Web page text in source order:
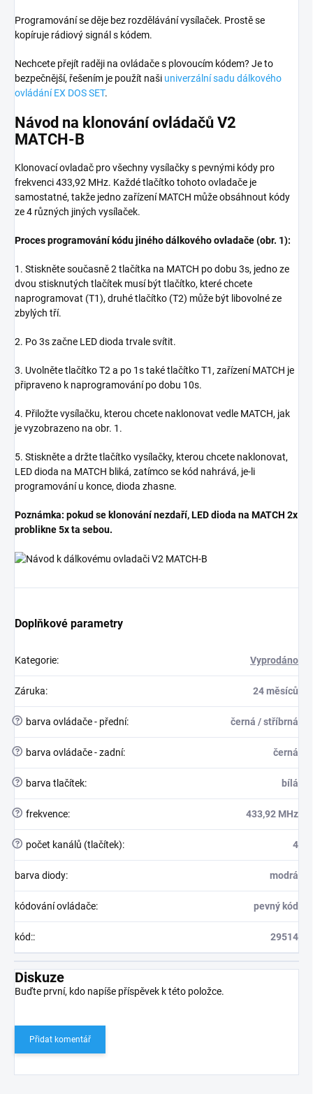
Programování se děje bez rozdělávání vysílaček. Prostě se
kopíruje rádiový signál s kódem.
Nechcete přejít raději na ovládače s plovoucím kódem? Je to
bezpečnější, řešením je použít naši univerzální sadu dálkového
ovládání EX DOS SET.
Návod na klonování ovládačů V2
MATCH-B
Klonovací ovladač pro všechny vysílačky s pevnými kódy pro
frekvenci 433,92 MHz. Každé tlačítko tohoto ovladače je
samostatné, takže jedno zařízení MATCH může obsáhnout kódy
ze 4 různých jiných vysílaček.
Proces programování kódu jiného dálkového ovladače (obr. 1):
1. Stiskněte současně 2 tlačítka na MATCH po dobu 3s, jedno ze
dvou stisknutých tlačítek musí být tlačítko, které chcete
naprogramovat (T1), druhé tlačítko (T2) může být libovolné ze
zbylých tří.
2. Po 3s začne LED dioda trvale svítit.
3. Uvolněte tlačítko T2 a po 1s také tlačítko T1, zařízení MATCH je
připraveno k naprogramování po dobu 10s.
4. Přiložte vysílačku, kterou chcete naklonovat vedle MATCH, jak
je vyzobrazeno na obr. 1.
5. Stiskněte a držte tlačítko vysílačky, kterou chcete naklonovat,
LED dioda na MATCH bliká, zatímco se kód nahrává, je-li
programování u konce, dioda zhasne.
Poznámka: pokud se klonování nezdaří, LED dioda na MATCH 2x
problikne 5x ta sebou.
Doplňkové parametry
Kategorie: Vyprodáno
Záruka: 24 měsíců
? barva ovládače - přední: černá / stříbrná
? barva ovládače - zadní: černá
? barva tlačítek: bílá
? frekvence: 433,92 MHz
? počet kanálů (tlačítek): 4
barva diody: modrá
kódování ovládače: pevný kód
kód:: 29514
Diskuze
Buďte první, kdo napíše příspěvek k této položce.
Přidat komentář